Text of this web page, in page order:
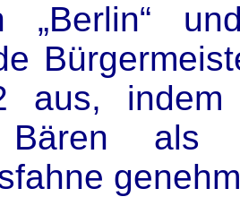
„Berlin“
aus,
Bären als